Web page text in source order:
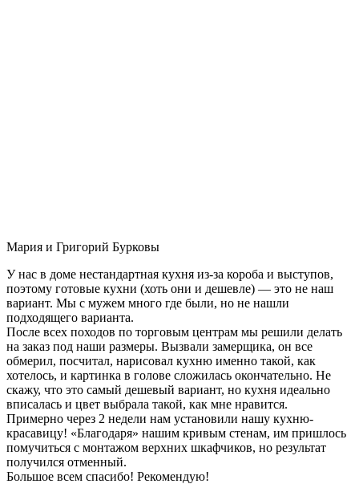
Мария и Григорий Бурковы
У нас в доме нестандартная кухня из-за короба и выступов,
поэтому готовые кухни (хоть они и дешевле) — это не наш
вариант. Мы с мужем много где были, но не нашли
подходящего варианта.
После всех походов по торговым центрам мы решили делать
на заказ под наши размеры. Вызвали замерщика, он все
обмерил, посчитал, нарисовал кухню именно такой, как
хотелось, и картинка в голове сложилась окончательно. Не
скажу, что это самый дешевый вариант, но кухня идеально
вписалась и цвет выбрала такой, как мне нравится.
Примерно через 2 недели нам установили нашу кухню-
красавицу! «Благодаря» нашим кривым стенам, им пришлось
помучиться с монтажом верхних шкафчиков, но результат
получился отменный.
Большое всем спасибо! Рекомендую!